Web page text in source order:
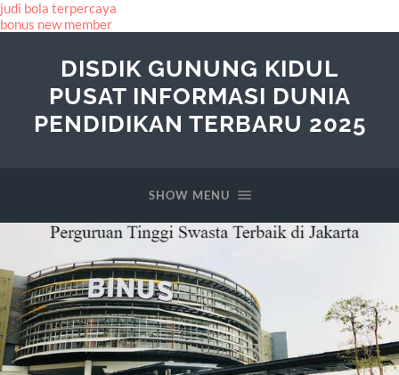
judi bola terpercaya
bonus new member
DISDIK GUNUNG KIDUL
PUSAT INFORMASI DUNIA
PENDIDIKAN TERBARU 2025
SHOW MENU